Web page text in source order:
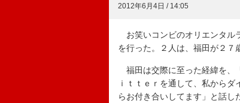
2012年6月4日 / 14:05
お笑いコンビのオリエンタル
を行った。２人は、福田が２７
福田は交際に至った経緯を、
ｉｔｔｅｒを通して、私から
らお付き合いしてます」と話し